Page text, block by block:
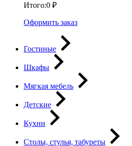
Итого:0 ₽
Оформить заказ
Гостиные
Шкафы
Мягкая мебель
Детские
Кухни
Столы, стулья, табуреты